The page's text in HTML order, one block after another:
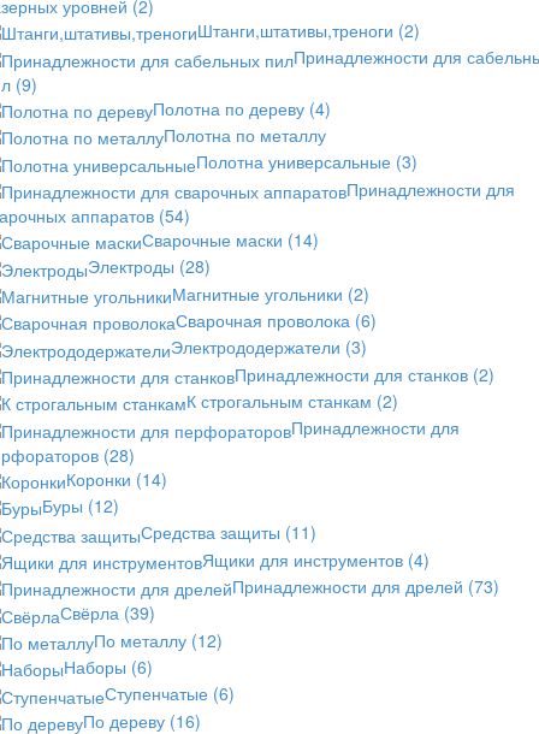
уровней (2)
Штанги,штативы,треноги (2)
Принадлежности для
(9)
Полотна по дереву (4)
Полотна по металлу
Полотна универсальные (3)
Принадлежности для
аппаратов (54)
Сварочные маски (14)
Электроды (28)
Магнитные угольники (2)
Сварочная проволока (6)
Электрододержатели (3)
Принадлежности для станков (2)
К строгальным станкам (2)
Принадлежности для
(28)
Коронки (14)
Буры (12)
Средства защиты (11)
Ящики для инструментов (4)
Принадлежности для дрелей (73)
Свёрла (39)
По металлу (12)
Наборы (6)
Ступенчатые (6)
По дереву (16)